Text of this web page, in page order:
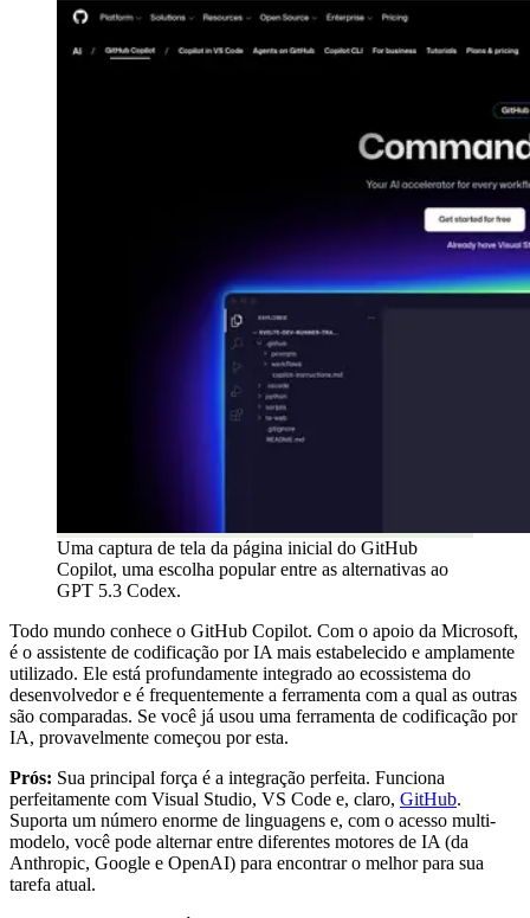
Uma captura de tela da página inicial do GitHub
Copilot, uma escolha popular entre as alternativas ao
GPT 5.3 Codex.
Todo mundo conhece o GitHub Copilot. Com o apoio da Microsoft,
é o assistente de codificação por IA mais estabelecido e amplamente
utilizado. Ele está profundamente integrado ao ecossistema do
desenvolvedor e é frequentemente a ferramenta com a qual as outras
são comparadas. Se você já usou uma ferramenta de codificação por
IA, provavelmente começou por esta.
Prós: Sua principal força é a integração perfeita. Funciona
perfeitamente com Visual Studio, VS Code e, claro, GitHub.
Suporta um número enorme de linguagens e, com o acesso multi-
modelo, você pode alternar entre diferentes motores de IA (da
Anthropic, Google e OpenAI) para encontrar o melhor para sua
tarefa atual.